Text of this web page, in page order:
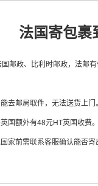
法国寄包裹
国邮政、比利时邮政，法邮
去邮局取件，无法送货上门
国额外有48元HT英国收费
家前需联系客服确认能否寄